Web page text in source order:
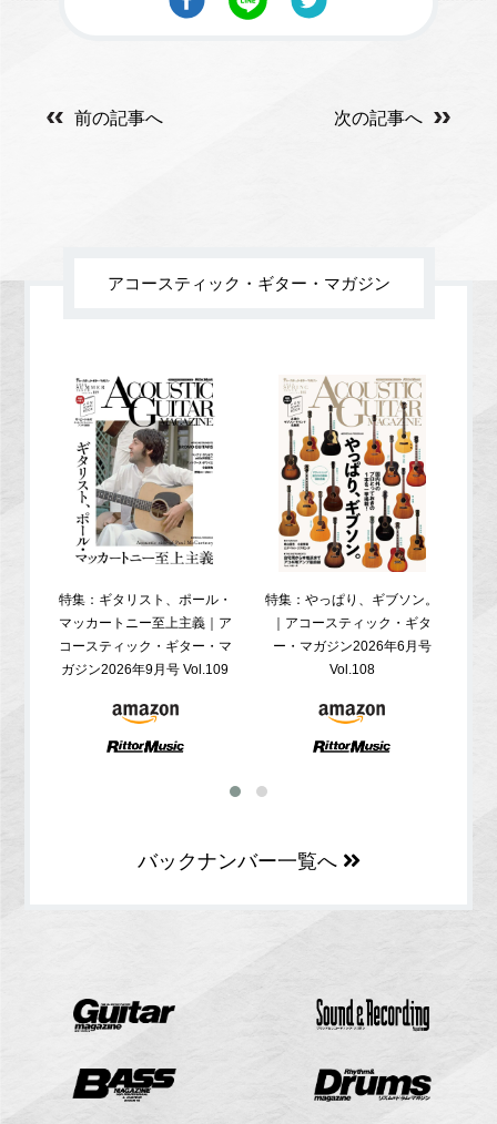
前の記事へ 次の記事へ
アコースティック・ギター・マガジン
特集：ギタリスト、ポール・
マッカートニー至上主義｜ア
コースティック・ギター・マ
ガジン2026年9月号 Vol.109
特集：やっぱり、ギブソン。
｜アコースティック・ギタ
ー・マガジン2026年6月号
Vol.108
バックナンバー一覧へ